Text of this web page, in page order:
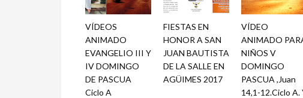
VÍDEOS
ANIMADO
EVANGELIO III Y
IV DOMINGO
DE PASCUA
Ciclo A
FIESTAS EN
HONOR A SAN
JUAN BAUTISTA
DE LA SALLE EN
AGÜIMES 2017
VÍDEO
ANIMADO
NIÑOS V
DOMINGO
PASCUA ,Juan
14,1-12.Ciclo A.